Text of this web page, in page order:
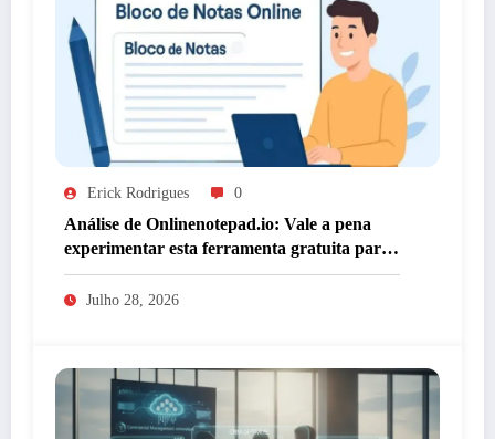
Erick Rodrigues 0
Análise de Onlinenotepad.io: Vale a pena
experimentar esta ferramenta gratuita para
anotações?
Julho 28, 2026